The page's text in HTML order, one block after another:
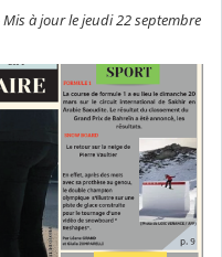
à jour le jeudi 22 septembre